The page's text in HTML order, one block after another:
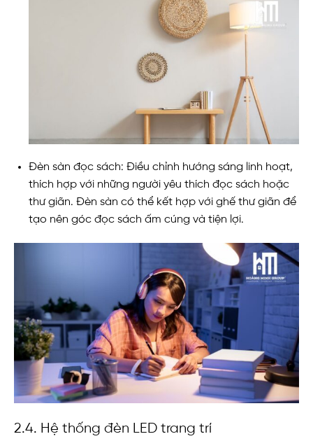
Đèn sàn đọc sách: Điều chỉnh hướng sáng linh hoạt,
thích hợp với những người yêu thích đọc sách hoặc
thư giãn. Đèn sàn có thể kết hợp với ghế thư giãn để
tạo nên góc đọc sách ấm cúng và tiện lợi.
2.4. Hệ thống đèn LED trang trí